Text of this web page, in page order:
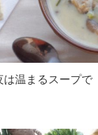
は温まるスープで